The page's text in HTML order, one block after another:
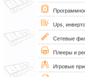
Ups,
Сетевые
Плееры и
Игровые